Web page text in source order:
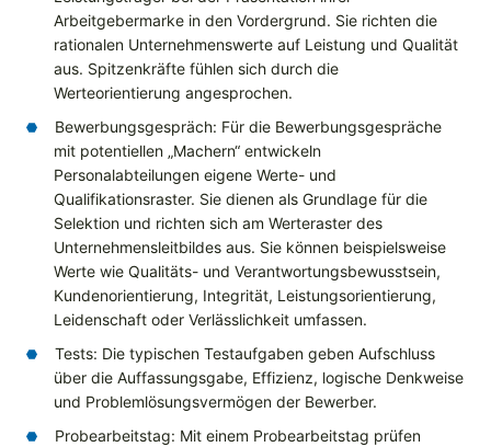
Arbeitgebermarke in den Vordergrund. Sie richten die
rationalen Unternehmenswerte auf Leistung und Qualität
aus. Spitzenkräfte fühlen sich durch die
Werteorientierung angesprochen.
Bewerbungsgespräch: Für die Bewerbungsgespräche
mit potentiellen „Machern“ entwickeln
Personalabteilungen eigene Werte- und
Qualifikationsraster. Sie dienen als Grundlage für die
Selektion und richten sich am Werteraster des
Unternehmensleitbildes aus. Sie können beispielsweise
Werte wie Qualitäts- und Verantwortungsbewusstsein,
Kundenorientierung, Integrität, Leistungsorientierung,
Leidenschaft oder Verlässlichkeit umfassen.
Tests: Die typischen Testaufgaben geben Aufschluss
über die Auffassungsgabe, Effizienz, logische Denkweise
und Problemlösungsvermögen der Bewerber.
Probearbeitstag: Mit einem Probearbeitstag prüfen